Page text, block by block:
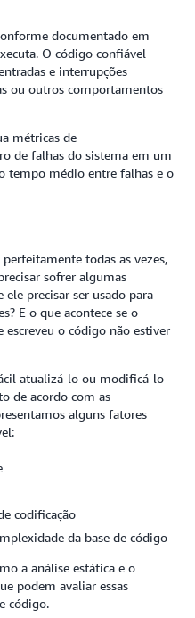
documentado em
O código confiável
e interrupções
ou outros comportamentos
métricas de
de falhas do sistema em um
tempo médio entre falhas e o
todas as vezes,
sofrer algumas
ele precisar ser usado para
E o que acontece se o
o código não estiver
atualizá-lo ou modificá-lo
de acordo com as
alguns fatores
codificação
da base de código
a análise estática e o
podem avaliar essas
código.